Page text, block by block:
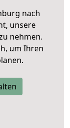
nach
unsere
nehmen.
um Ihren